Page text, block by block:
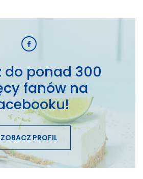
do ponad 300
fanów na
ZOBACZ PROFIL